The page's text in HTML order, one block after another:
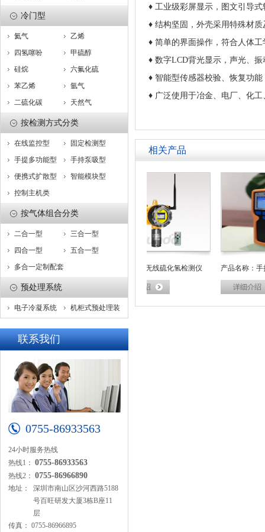
冷门型
氦气
乙烯
四氢噻吩
甲硫醇
硅烷
六氟化硫
苯乙烯
氩气
二硫化碳
天然气
按检测方式分类
在线监控型
固定检测型
手提多功能型
手持泵吸型
便携式扩散型
智能模块型
控制主机类
按气体组合分类
二合一型
三合一型
四合一型
五合一型
多合一定制配套
预处理系统
电子冷凝系统
机柜式预处理装
联系我们
0755-86933563
24小时服务热线
热线1： 0755-86933563
热线2： 0755-86966890
地址：
深圳市南山区沙河西路5188
号百旺研发大厦3栋B座11
层
传真： 0755-86966895
♦ 工业级彩屏显示，图文引导
♦ 结构坚固，外壳采用特殊材
♦ 简单的界面操作，符合人体工
♦ 数字LCD背光显示，声光、振
♦ 智能型传感器校验、恢复功
♦ 广泛使用于冶金、电厂、化
相关产品
名称：硫化氢在线监测系统 产品名称：无线硫化氢检测仪 产品名称：手持